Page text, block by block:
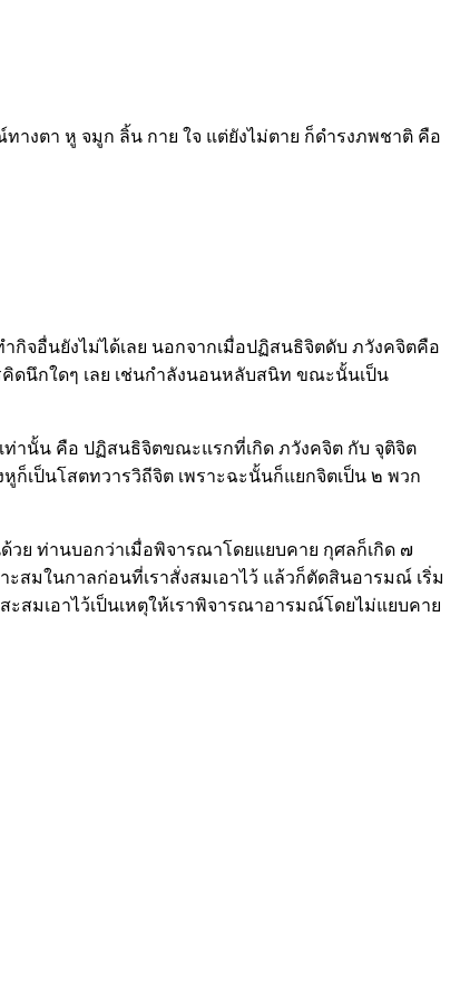
างตา หู จมูก ลิ้น กาย ใจ แต่ยังไม่ตาย ก็ดำรงภพชาติ คือ
จอื่นยังไม่ได้เลย นอกจากเมื่อปฏิสนธิจิตดับ ภวังคจิตคือ
ดนึกใดๆ เลย เช่นกำลังนอนหลับสนิท ขณะนั้นเป็น
ท่านั้น คือ ปฏิสนธิจิตขณะแรกที่เกิด ภวังคจิต กับ จุติจิต
เป็นโสตทวารวิถีจิต เพราะฉะนั้นก็แยกจิตเป็น ๒ พวก
ย ท่านบอกว่าเมื่อพิจารณาโดยแยบคาย กุศลก็เกิด ๗
มในกาลก่อนที่เราสั่งสมเอาไว้ แล้วก็ตัดสินอารมณ์ เริ่ม
มเอาไว้เป็นเหตุให้เราพิจารณาอารมณ์โดยไม่แยบคาย